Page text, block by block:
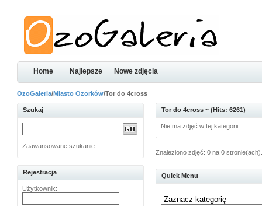
Home Najlepsze Nowe zdjęcia
OzoGaleria/Miasto Ozorków/Tor do 4cross
Szukaj
Zaawansowane szukanie
Rejestracja
Użytkownik:
Tor do 4cross ~ (Hits: 6261)
Nie ma zdjęć w tej kategorii
Znaleziono zdjęć: 0 na 0
Quick Menu